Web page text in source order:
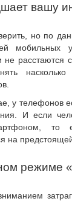
вашу
но по
мобильных
не
насколько
у телефонов
И если
то
на
режиме